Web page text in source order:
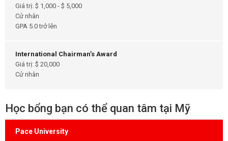
Giá trị: $ 1,000 - $ 5,000
Cử nhân
GPA 5.0 trở lên
International Chairman’s Award
Giá trị: $ 20,000
Cử nhân
Học bổng bạn có thể quan tâm tại Mỹ
Pace University